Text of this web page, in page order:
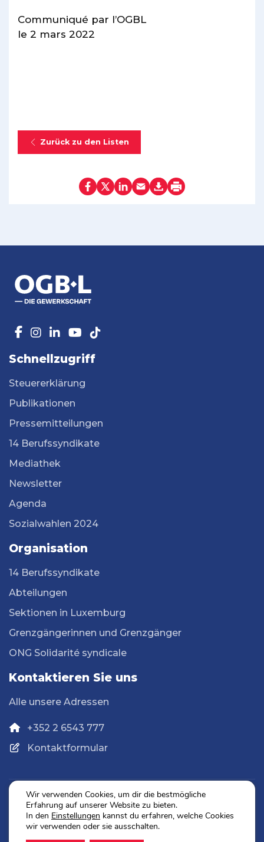
Communiqué par l’OGBL
le 2 mars 2022
Zurück zu den Listen
Schnellzugriff
Steuererklärung
Publikationen
Pressemitteilungen
14 Berufssyndikate
Mediathek
Newsletter
Agenda
Sozialwahlen 2024
Organisation
14 Berufssyndikate
Abteilungen
Sektionen in Luxemburg
Grenzgängerinnen und Grenzgänger
ONG Solidarité syndicale
Kontaktieren Sie uns
Alle unsere Adressen
+352 2 6543 777
Kontaktformular
Datenschutz
Impressum
Wir verwenden Cookies, um dir die bestmögliche
Erfahrung auf unserer Website zu bieten.
In den Einstellungen kannst du erfahren, welche Cookies
wir verwenden oder sie ausschalten.